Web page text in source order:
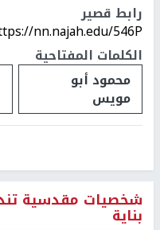
رابط قصير
nn.najah.edu/546P/
الكلمات المفتاحية
محمود أبو
مويس
بناية